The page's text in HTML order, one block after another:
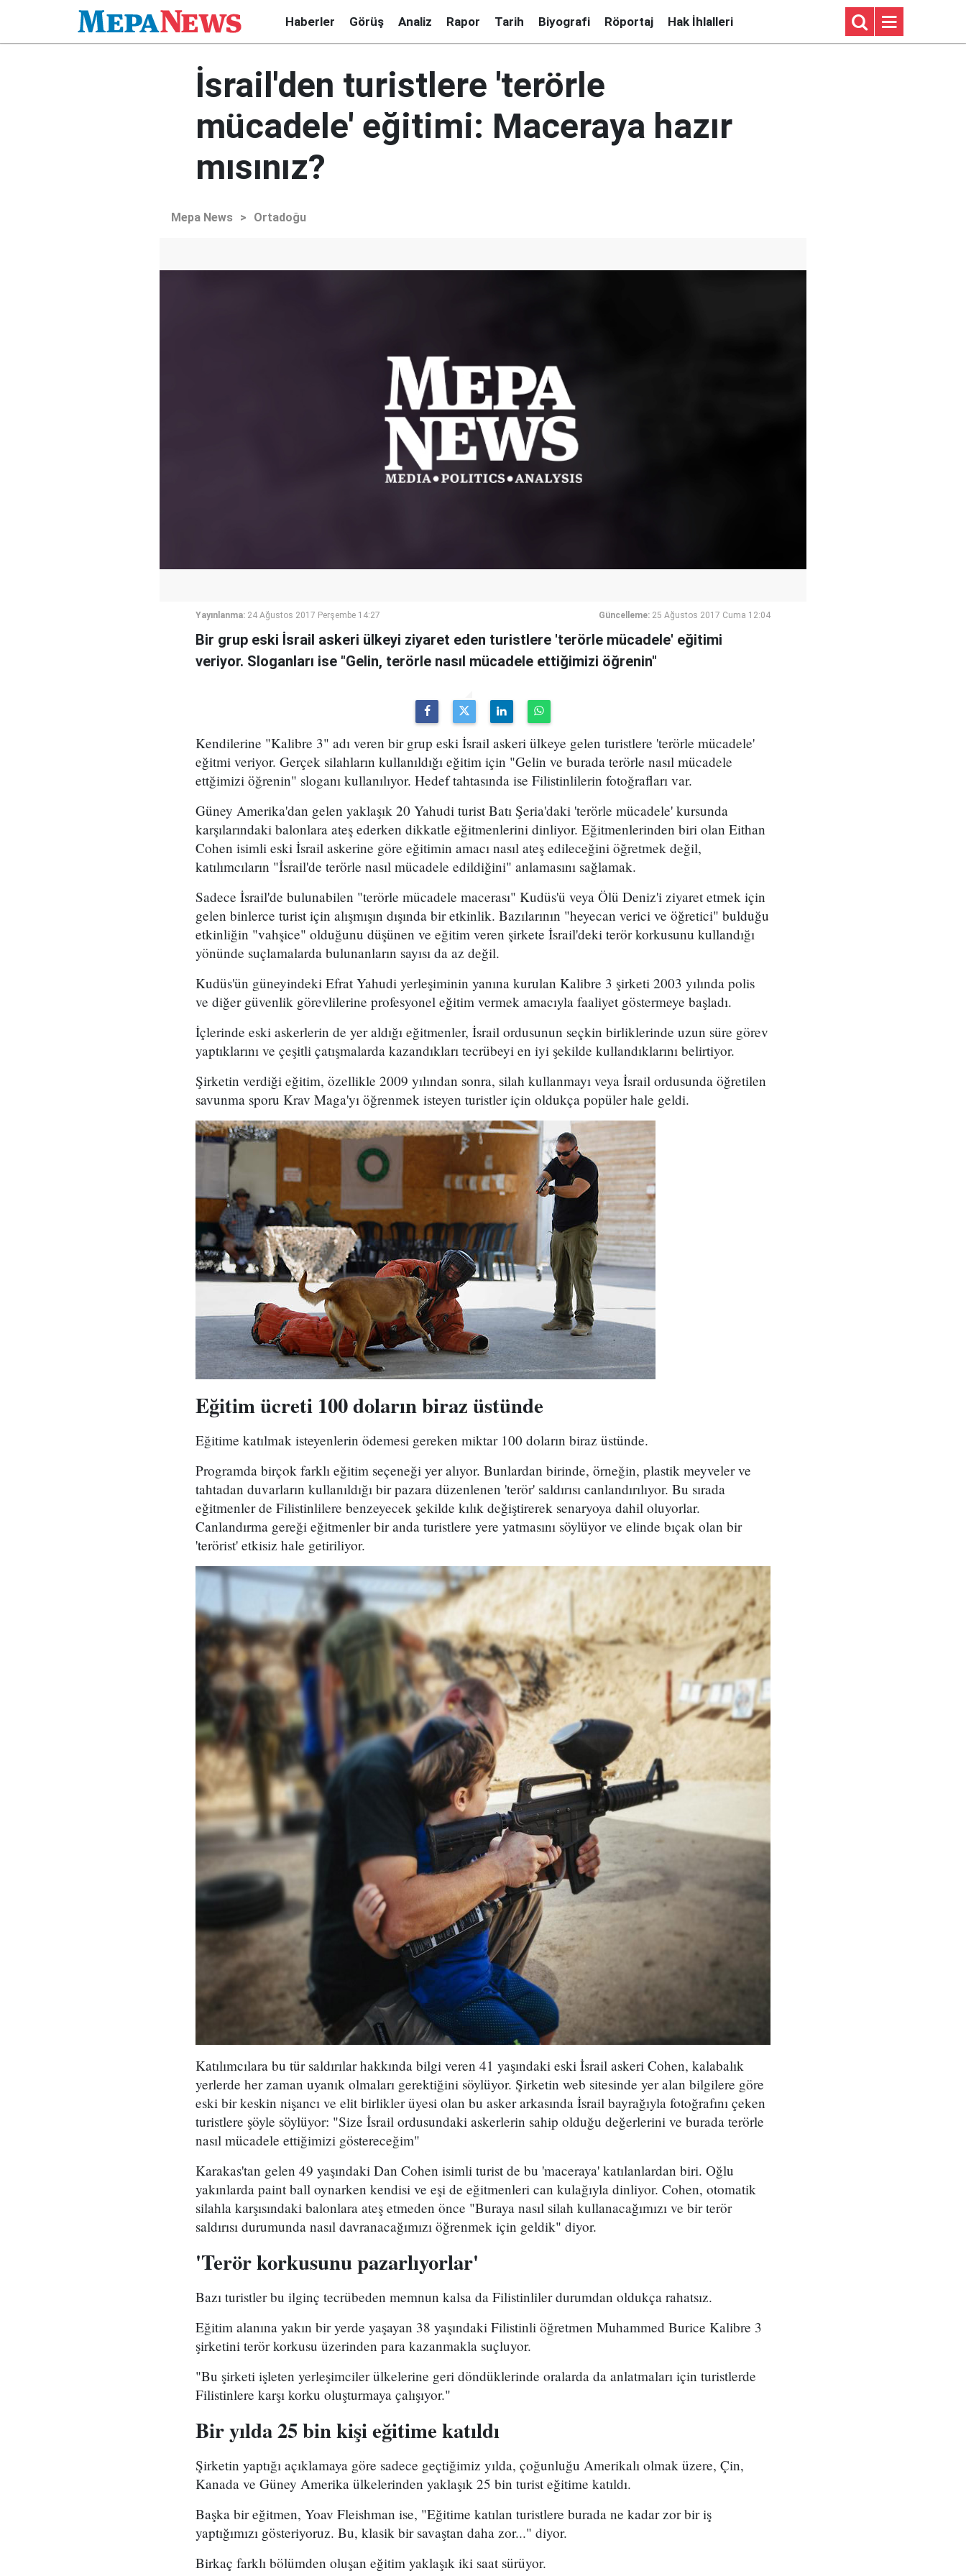
Haberler Görüş Analiz Rapor Tarih Biyografi Röportaj Hak İhlalleri
İsrail'den turistlere 'terörle
mücadele' eğitimi: Maceraya hazır
mısınız?
Mepa News > Ortadoğu
Yayınlanma: 24 Ağustos 2017 Perşembe 14:27 Güncelleme: 25 Ağustos 2017 Cuma 12:04
Bir grup eski İsrail askeri ülkeyi ziyaret eden turistlere 'terörle mücadele' eğitimi
veriyor. Sloganları ise "Gelin, terörle nasıl mücadele ettiğimizi öğrenin"
Kendilerine "Kalibre 3" adı veren bir grup eski İsrail askeri ülkeye gelen turistlere 'terörle mücadele'
eğitmi veriyor. Gerçek silahların kullanıldığı eğitim için "Gelin ve burada terörle nasıl mücadele
ettğimizi öğrenin" sloganı kullanılıyor. Hedef tahtasında ise Filistinlilerin fotoğrafları var.
Güney Amerika'dan gelen yaklaşık 20 Yahudi turist Batı Şeria'daki 'terörle mücadele' kursunda
karşılarındaki balonlara ateş ederken dikkatle eğitmenlerini dinliyor. Eğitmenlerinden biri olan Eithan
Cohen isimli eski İsrail askerine göre eğitimin amacı nasıl ateş edileceğini öğretmek değil,
katılımcıların "İsrail'de terörle nasıl mücadele edildiğini" anlamasını sağlamak.
Sadece İsrail'de bulunabilen "terörle mücadele macerası" Kudüs'ü veya Ölü Deniz'i ziyaret etmek için
gelen binlerce turist için alışmışın dışında bir etkinlik. Bazılarının "heyecan verici ve öğretici" bulduğu
etkinliğin "vahşice" olduğunu düşünen ve eğitim veren şirkete İsrail'deki terör korkusunu kullandığı
yönünde suçlamalarda bulunanların sayısı da az değil.
Kudüs'ün güneyindeki Efrat Yahudi yerleşiminin yanına kurulan Kalibre 3 şirketi 2003 yılında polis
ve diğer güvenlik görevlilerine profesyonel eğitim vermek amacıyla faaliyet göstermeye başladı.
İçlerinde eski askerlerin de yer aldığı eğitmenler, İsrail ordusunun seçkin birliklerinde uzun süre görev
yaptıklarını ve çeşitli çatışmalarda kazandıkları tecrübeyi en iyi şekilde kullandıklarını belirtiyor.
Şirketin verdiği eğitim, özellikle 2009 yılından sonra, silah kullanmayı veya İsrail ordusunda öğretilen
savunma sporu Krav Maga'yı öğrenmek isteyen turistler için oldukça popüler hale geldi.
Eğitim ücreti 100 doların biraz üstünde
Eğitime katılmak isteyenlerin ödemesi gereken miktar 100 doların biraz üstünde.
Programda birçok farklı eğitim seçeneği yer alıyor. Bunlardan birinde, örneğin, plastik meyveler ve
tahtadan duvarların kullanıldığı bir pazara düzenlenen 'terör' saldırısı canlandırılıyor. Bu sırada
eğitmenler de Filistinlilere benzeyecek şekilde kılık değiştirerek senaryoya dahil oluyorlar.
Canlandırma gereği eğitmenler bir anda turistlere yere yatmasını söylüyor ve elinde bıçak olan bir
'terörist' etkisiz hale getiriliyor.
Katılımcılara bu tür saldırılar hakkında bilgi veren 41 yaşındaki eski İsrail askeri Cohen, kalabalık
yerlerde her zaman uyanık olmaları gerektiğini söylüyor. Şirketin web sitesinde yer alan bilgilere göre
eski bir keskin nişancı ve elit birlikler üyesi olan bu asker arkasında İsrail bayrağıyla fotoğrafını çeken
turistlere şöyle söylüyor: "Size İsrail ordusundaki askerlerin sahip olduğu değerlerini ve burada terörle
nasıl mücadele ettiğimizi göstereceğim"
Karakas'tan gelen 49 yaşındaki Dan Cohen isimli turist de bu 'maceraya' katılanlardan biri. Oğlu
yakınlarda paint ball oynarken kendisi ve eşi de eğitmenleri can kulağıyla dinliyor. Cohen, otomatik
silahla karşısındaki balonlara ateş etmeden önce "Buraya nasıl silah kullanacağımızı ve bir terör
saldırısı durumunda nasıl davranacağımızı öğrenmek için geldik" diyor.
'Terör korkusunu pazarlıyorlar'
Bazı turistler bu ilginç tecrübeden memnun kalsa da Filistinliler durumdan oldukça rahatsız.
Eğitim alanına yakın bir yerde yaşayan 38 yaşındaki Filistinli öğretmen Muhammed Burice Kalibre 3
şirketini terör korkusu üzerinden para kazanmakla suçluyor.
"Bu şirketi işleten yerleşimciler ülkelerine geri döndüklerinde oralarda da anlatmaları için turistlerde
Filistinlere karşı korku oluşturmaya çalışıyor."
Bir yılda 25 bin kişi eğitime katıldı
Şirketin yaptığı açıklamaya göre sadece geçtiğimiz yılda, çoğunluğu Amerikalı olmak üzere, Çin,
Kanada ve Güney Amerika ülkelerinden yaklaşık 25 bin turist eğitime katıldı.
Başka bir eğitmen, Yoav Fleishman ise, "Eğitime katılan turistlere burada ne kadar zor bir iş
yaptığımızı gösteriyoruz. Bu, klasik bir savaştan daha zor..." diyor.
Birkaç farklı bölümden oluşan eğitim yaklaşık iki saat sürüyor.